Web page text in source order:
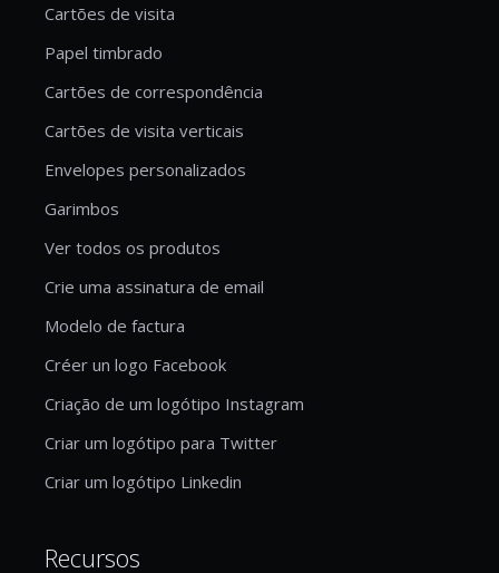
Cartões de visita
Papel timbrado
Cartões de correspondência
Cartões de visita verticais
Envelopes personalizados
Garimbos
Ver todos os produtos
Crie uma assinatura de email
Modelo de factura
Créer un logo Facebook
Criação de um logótipo Instagram
Criar um logótipo para Twitter
Criar um logótipo Linkedin
Recursos